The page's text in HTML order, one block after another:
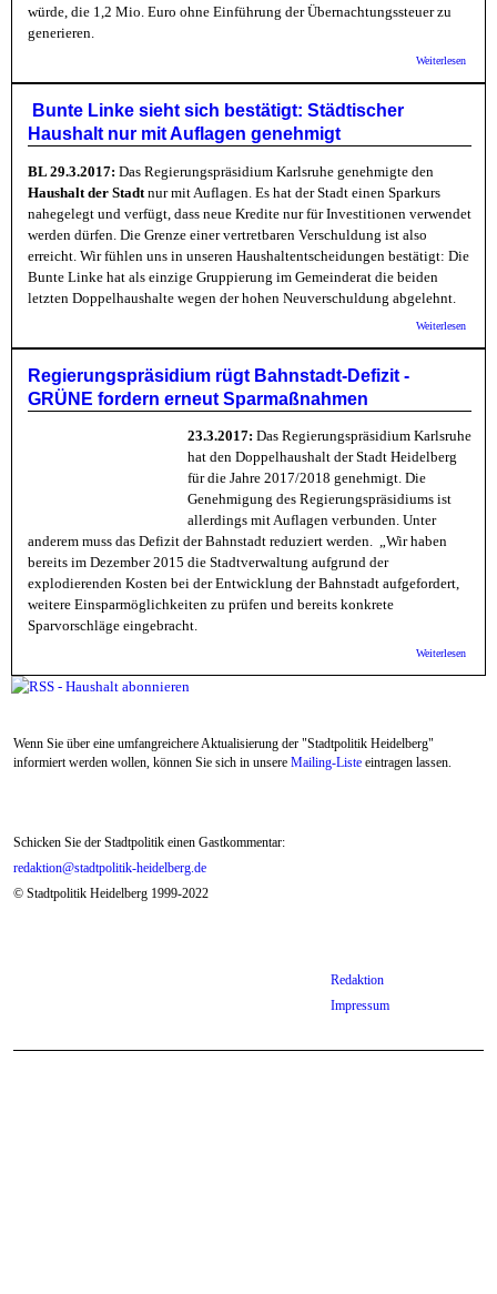
würde, die 1,2 Mio. Euro ohne Einführung der Übernachtungssteuer zu
generieren.
Weiterlesen
des
Bunte Linke sieht sich bestätigt: Städtischer
Haushalt nur mit Auflagen genehmigt
BL 29.3.2017: Das Regierungspräsidium Karlsruhe genehmigte den
Haushalt der Stadt nur mit Auflagen. Es hat der Stadt einen Sparkurs
nahegelegt und verfügt, dass neue Kredite nur für Investitionen verwendet
werden dürfen. Die Grenze einer vertretbaren Verschuldung ist also
erreicht. Wir fühlen uns in unseren Haushaltentscheidungen bestätigt: Die
Bunte Linke hat als einzige Gruppierung im Gemeinderat die beiden
letzten Doppelhaushalte wegen der hohen Neuverschuldung abgelehnt.
Weiterlesen
Linke
Regierungspräsidium rügt Bahnstadt-Defizit -
GRÜNE fordern erneut Sparmaßnahmen
23.3.2017: Das Regierungspräsidium Karlsruhe
hat den Doppelhaushalt der Stadt Heidelberg
für die Jahre 2017/2018 genehmigt. Die
Genehmigung des Regierungspräsidiums ist
allerdings mit Auflagen verbunden. Unter
anderem muss das Defizit der Bahnstadt reduziert werden. „Wir haben
bereits im Dezember 2015 die Stadtverwaltung aufgrund der
explodierenden Kosten bei der Entwicklung der Bahnstadt aufgefordert,
weitere Einsparmöglichkeiten zu prüfen und bereits konkrete
Sparvorschläge eingebracht.
Weiterlesen
Wenn Sie über eine umfangreichere Aktualisierung der "Stadtpolitik Heidelberg"
informiert werden wollen, können Sie sich in unsere Mailing-Liste eintragen lassen.
Schicken Sie der Stadtpolitik einen Gastkommentar:
redaktion@stadtpolitik-heidelberg.de
© Stadtpolitik Heidelberg 1999-2022
Redaktion
Impressum